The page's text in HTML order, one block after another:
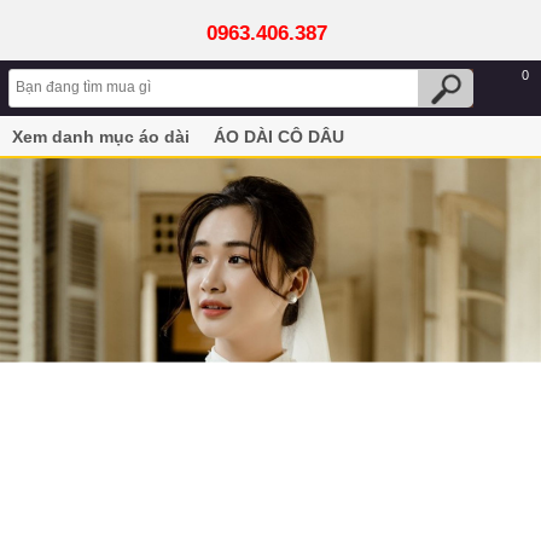
0963.406.387
0
Xem danh mục áo dài
ÁO DÀI CÔ DÂU
Áo dài cưới trắng dành cho cô dâu kèm khăn voan